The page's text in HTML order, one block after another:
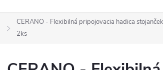
CERANO - Flexibilná pripojovacia hadica
2ks